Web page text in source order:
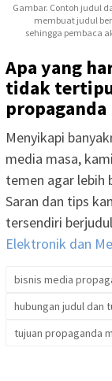
Gambar. Contoh judul
membuat judul
sehingga pembaca
Apa yang
tidak
propaganda
Menyikapi
media masa,
temen agar lebih
Saran dan tips
tersendiri berjudul
Elektronik dan
bisnis media
hubungan judul dan
tujuan propaganda